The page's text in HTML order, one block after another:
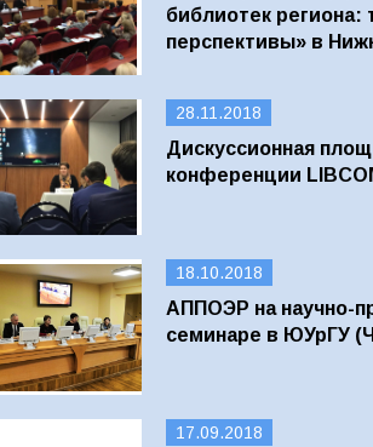
библиотек региона:
перспективы» в
28.11.2018
Дискуссионная
конференции
18.10.2018
АППОЭР на научно-
семинаре в ЮУрГУ
17.09.2018